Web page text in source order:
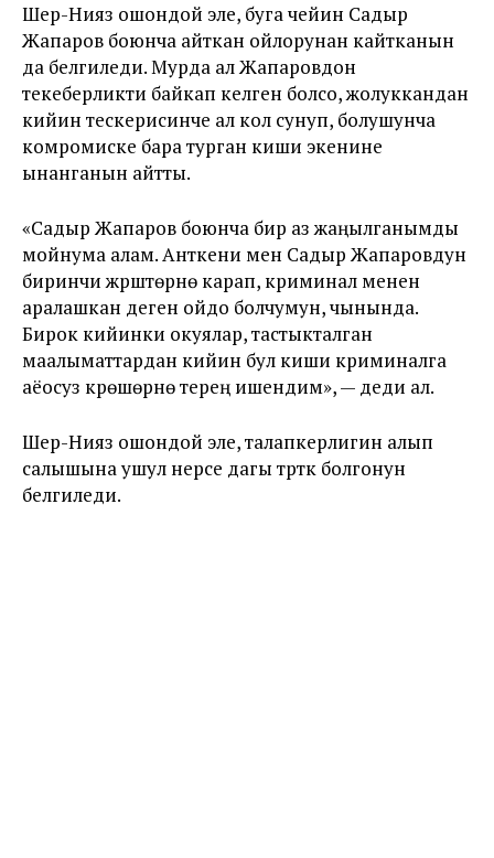
Шер-Нияз ошондой эле, буга чейин Садыр
Жапаров боюнча айткан ойлорунан кайтканын
да белгиледи. Мурда ал Жапаровдон
текеберликти байкап келген болсо, жолуккандан
кийин тескерисинче ал кол сунуп, болушунча
комромиске бара турган киши экенине
ынанганын айтты.
«Садыр Жапаров боюнча бир аз жаңылганымды
мойнума алам. Анткени мен Садыр Жапаровдун
биринчи жүрүштөрүнө карап, криминал менен
аралашкан деген ойдо болчумун, чынында.
Бирок кийинки окуялар, тастыкталган
маалыматтардан кийин бул киши криминалга
аёосуз күрөшөрүнө терең ишендим», — деди ал.
Шер-Нияз ошондой эле, талапкерлигин алып
салышына ушул нерсе дагы түрткү болгонун
белгиледи.